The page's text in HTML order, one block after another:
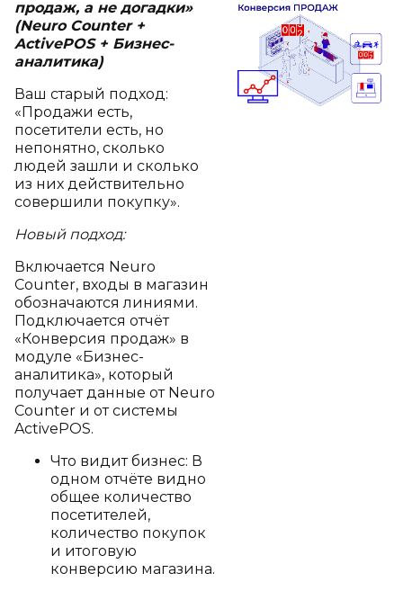
продаж, а не догадки»
(Neuro Counter +
ActivePOS + Бизнес-
аналитика)
Ваш старый подход:
«Продажи есть,
посетители есть, но
непонятно, сколько
людей зашли и сколько
из них действительно
совершили покупку».
Новый подход:
Включается Neuro
Counter, входы в магазин
обозначаются линиями.
Подключается отчёт
«Конверсия продаж» в
модуле «Бизнес-
аналитика», который
получает данные от Neuro
Counter и от системы
ActivePOS.
Что видит бизнес: В
одном отчёте видно
общее количество
посетителей,
количество покупок
и итоговую
конверсию магазина.